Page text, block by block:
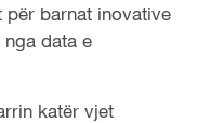
barnat inovative
data e
katër vjet